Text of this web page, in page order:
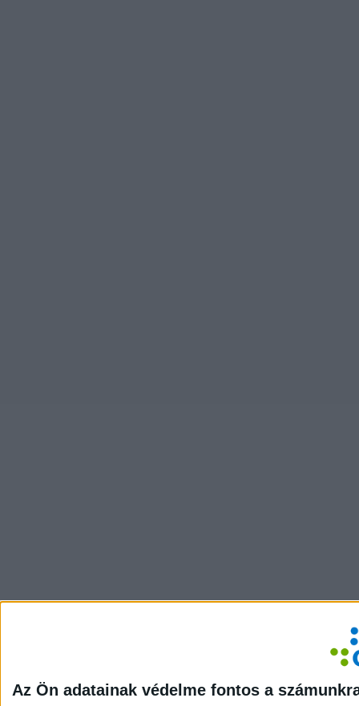
Az Ön adatainak védelme fontos a